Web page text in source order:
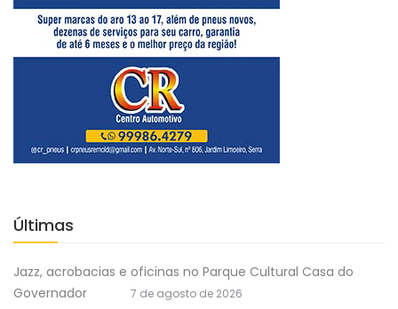
Últimas
Jazz, acrobacias e oficinas no Parque Cultural Casa do
Governador
7 de agosto de 2026